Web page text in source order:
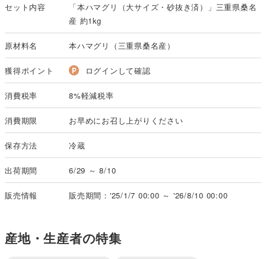
セット内容
「本ハマグリ（大サイズ・砂抜き済）」三重県桑名
産 約1kg
原材料名 本ハマグリ（三重県桑名産）
獲得ポイント ログインして確認
消費税率 8%軽減税率
消費期限 お早めにお召し上がりください
保存方法 冷蔵
出荷期間 6/29 ～ 8/10
販売情報 販売期間：'25/1/7 00:00 ～ '26/8/10 00:00
産地・生産者の特集